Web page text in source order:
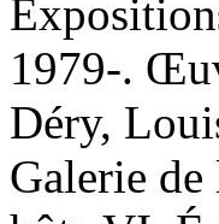
1979-.
Déry,
Galerie